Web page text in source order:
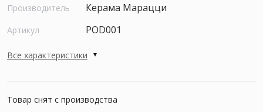
Производитель Керама Марацци
Артикул POD001
Все характеристики
Товар снят с производства